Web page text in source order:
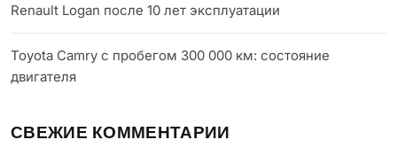
Renault Logan после 10 лет эксплуатации
Toyota Camry с пробегом 300 000 км: состояние
двигателя
СВЕЖИЕ КОММЕНТАРИИ